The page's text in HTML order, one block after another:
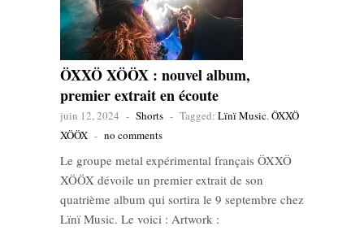
ÖXXÖ XÖÖX : nouvel album,
premier extrait en écoute
juin 12, 2024 - Shorts - Tagged: Lïnï Music,ÖXXÖ
XÖÖX - no comments
Le groupe metal expérimental français ÖXXÖ
XÖÖX dévoile un premier extrait de son
quatrième album qui sortira le 9 septembre chez
Lïnï Music. Le voici : Artwork :